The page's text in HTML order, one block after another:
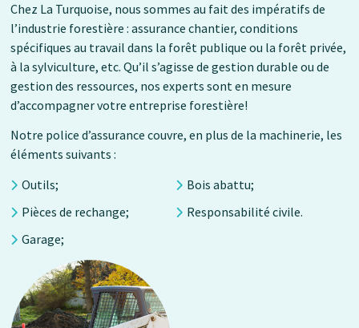
Chez La Turquoise, nous sommes au fait des impératifs de
l’industrie forestière : assurance chantier, conditions
spécifiques au travail dans la forêt publique ou la forêt privée,
à la sylviculture, etc. Qu’il s’agisse de gestion durable ou de
gestion des ressources, nos experts sont en mesure
d’accompagner votre entreprise forestière!
Notre police d’assurance couvre, en plus de la machinerie, les
éléments suivants :
Outils;
Pièces de rechange;
Garage;
Bois abattu;
Responsabilité civile.